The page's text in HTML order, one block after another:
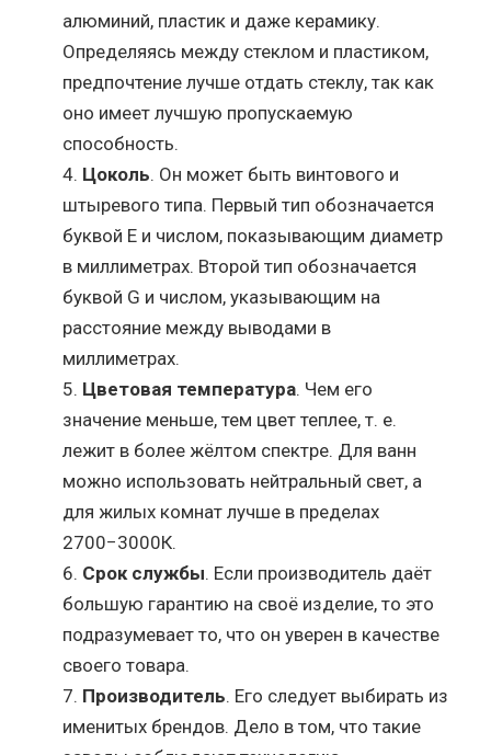
алюминий, пластик и даже керамику.
Определяясь между стеклом и пластиком,
предпочтение лучше отдать стеклу, так как
оно имеет лучшую пропускаемую
способность.
Цоколь. Он может быть винтового и
штыревого типа. Первый тип обозначается
буквой E и числом, показывающим диаметр
в миллиметрах. Второй тип обозначается
буквой G и числом, указывающим на
расстояние между выводами в
миллиметрах.
Цветовая температура. Чем его
значение меньше, тем цвет теплее, т. е.
лежит в более жёлтом спектре. Для ванн
можно использовать нейтральный свет, а
для жилых комнат лучше в пределах
2700−3000К.
Срок службы. Если производитель даёт
большую гарантию на своё изделие, то это
подразумевает то, что он уверен в качестве
своего товара.
Производитель. Его следует выбирать из
именитых брендов. Дело в том, что такие